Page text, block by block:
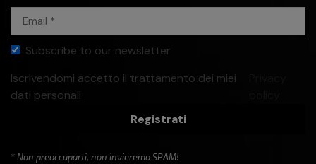
Subscribe to our newsletter
Iscrivendomi accetto il trattamento dei miei
dati personali
Registrati
* Non preoccuparti, non invieremo SPAM!